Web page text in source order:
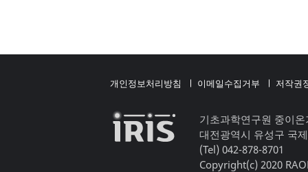
개인정보처리방침 이메일수집거부 저작권
기초과학연구원 중이
대전광역시 유성구 국
(Tel) 042-878-8701
Copyright(c) 2020